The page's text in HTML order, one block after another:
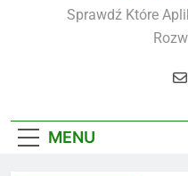
Sprawdź Które
MENU